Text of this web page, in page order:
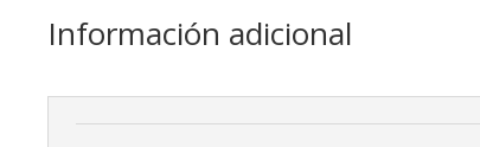
Información adicional